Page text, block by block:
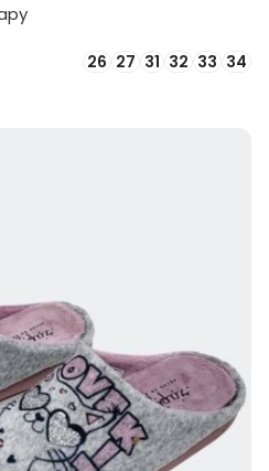
26 27 31 32 33 34